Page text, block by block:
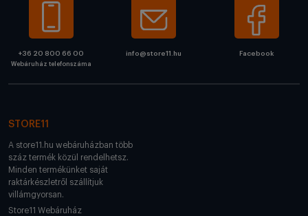
+36 20 800 66 00
Webáruház telefonszáma
info@store11.hu Facebook
STORE11
A store11.hu webáruházban több
száz termék közül rendelhetsz.
Minden termékünket saját
raktárkészletről szállítjuk
villámgyorsan.
Store11 Webáruház